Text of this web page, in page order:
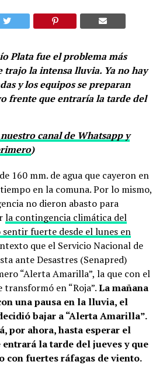
Plata fue el problema más
trajo la intensa lluvia. Ya no hay
y los equipos se preparan
frente que entraría la tarde del
canal de Whatsapp y
)
160 mm. de agua que cayeron en
en la comuna. Por lo mismo,
no dieron abasto para
la contingencia climática del
fuerte desde el lunes en
que el Servicio Nacional de
ante Desastres (Senapred)
“Alerta Amarilla”, la que con el
transformó en “Roja”.La mañana
una pausa en la lluvia, el
bajar a “Alerta Amarilla”.
por ahora, hasta esperar el
la tarde del jueves y que
con fuertes ráfagas de viento.